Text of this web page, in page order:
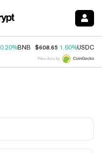
0.20%BNB $608.65 1.60%USDC
Price data by